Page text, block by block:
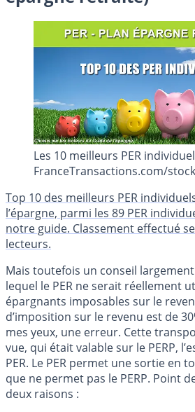
Les 10 meilleurs PER
FranceTransactions.com/
Top 10 des meilleurs PER
l’épargne, parmi les 89 PER
notre guide. Classement effectué
lecteurs.
Mais toutefois un conseil
lequel le PER ne serait réellement
épargnants imposables sur le
d’imposition sur le revenu est de
mes yeux, une erreur. Cette
vue, qui était valable sur le PERP,
PER. Le PER permet une sortie en
que ne permet pas le PERP. Point
deux raisons :